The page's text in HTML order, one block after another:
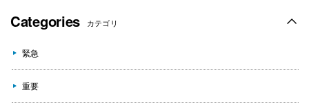
Categories カテゴリ
緊急
重要